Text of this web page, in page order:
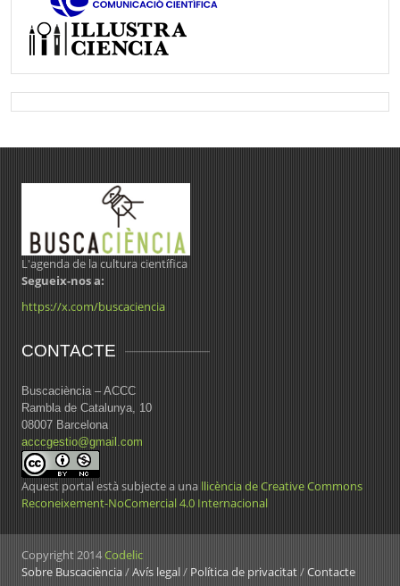
L'agenda de la cultura científica
Segueix-nos a:
https://x.com/buscaciencia
CONTACTE
Buscaciència – ACCC
Rambla de Catalunya, 10
08007 Barcelona
acccgestio@gmail.com
Aquest portal està subjecte a una llicència de Creative Commons
Reconeixement-NoComercial 4.0 Internacional
Copyright 2014Codelic
Sobre Buscaciència/Avís legal/ Política de privacitat/Contacte